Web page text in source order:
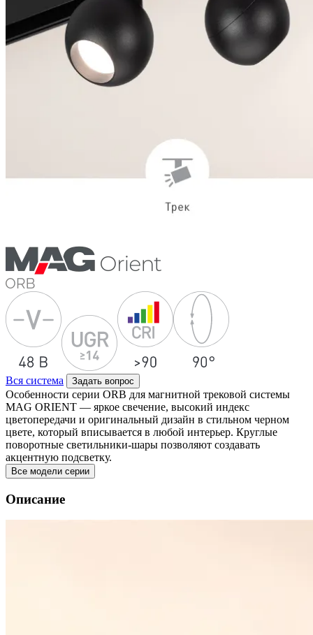
Вся система Задать вопрос
Особенности серии ORB для магнитной трековой системы
MAG ORIENT — яркое свечение, высокий индекс
цветопередачи и оригинальный дизайн в стильном черном
цвете, который вписывается в любой интерьер. Круглые
поворотные светильники-шары позволяют создавать
акцентную подсветку.
Все модели серии
Описание